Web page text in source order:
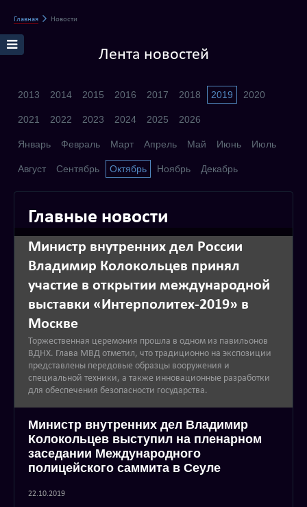
Главная Новости
Лента новостей
2013 2014 2015 2016 2017 2018 2019 2020
2021 2022 2023 2024 2025 2026
Январь Февраль Март Апрель Май Июнь Июль
Август Сентябрь Октябрь Ноябрь Декабрь
Главные новости
Министр внутренних дел России
Владимир Колокольцев принял
участие в открытии международной
выставки «Интерполитех-2019» в
Москве
Торжественная церемония прошла в одном из павильонов
ВДНХ. Глава МВД отметил, что традиционно на экспозиции
представлены передовые образцы вооружения и
специальной техники, а также инновационные разработки
для обеспечения безопасности государства.
Министр внутренних дел Владимир
Колокольцев выступил на пленарном
заседании Международного
полицейского саммита в Сеуле
22.10.2019